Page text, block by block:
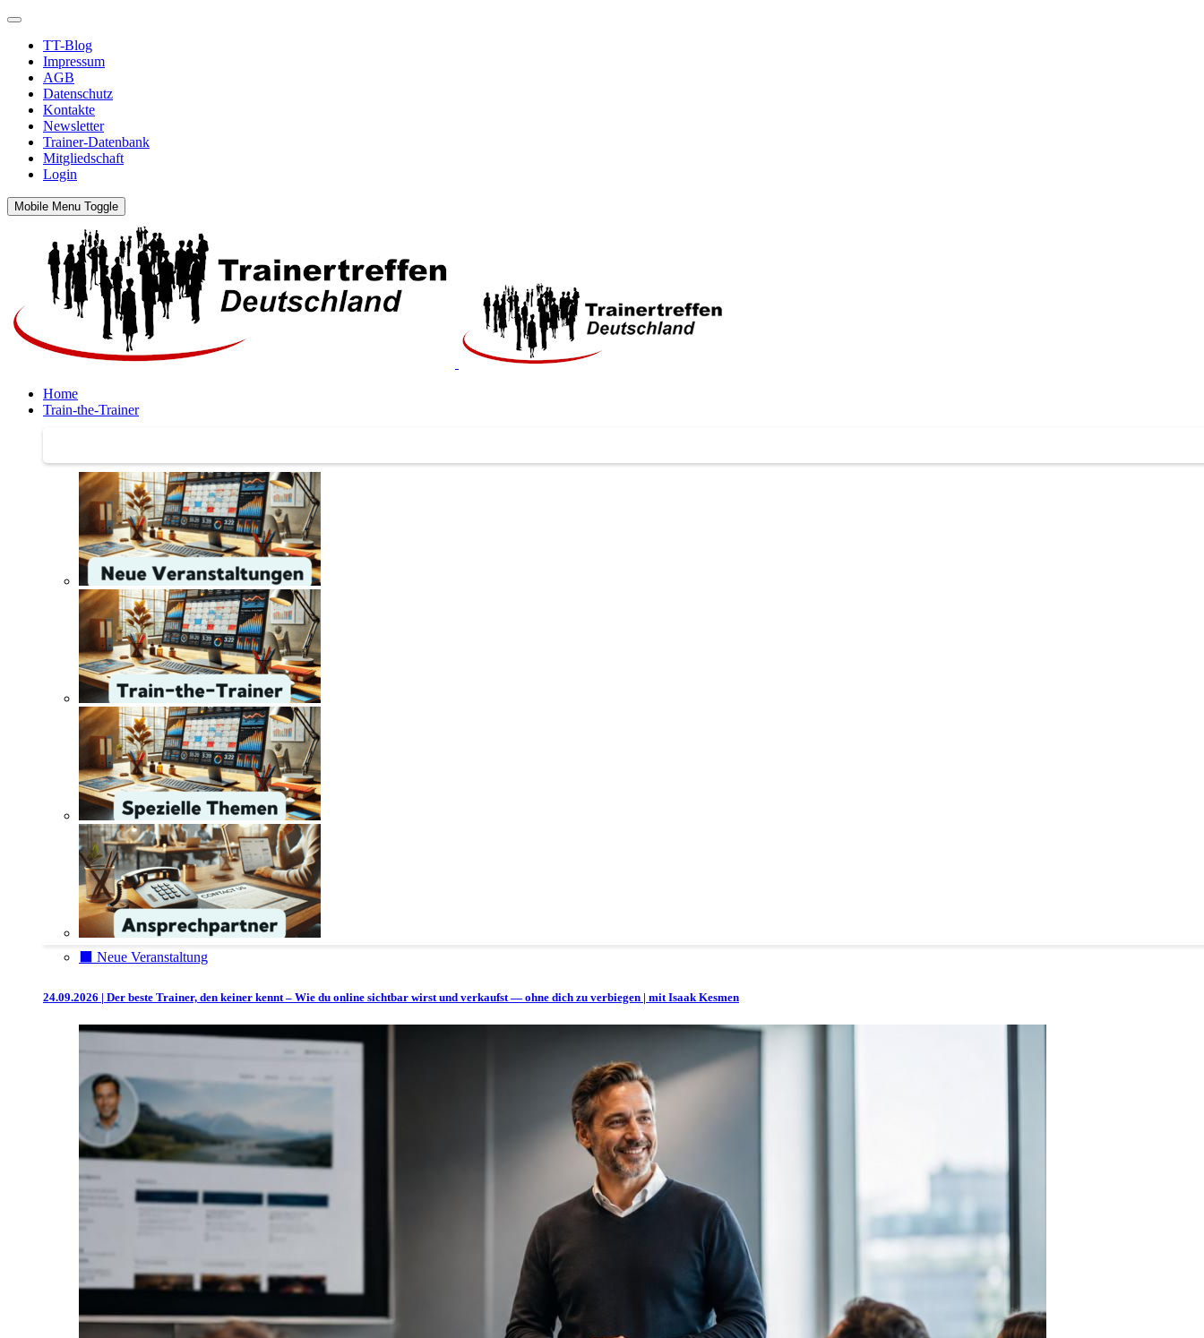
TT-Blog
Impressum
AGB
Datenschutz
Kontakte
Newsletter
Trainer-Datenbank
Mitgliedschaft
Login
Mobile Menu Toggle
Home
Train-the-Trainer
⬛️ Neue Veranstaltung
24.09.2026 | Der beste Trainer, den keiner kennt – Wie du online sichtbar wirst und verkaufst — ohne dich zu verbiegen | mit Isaak Kesmen